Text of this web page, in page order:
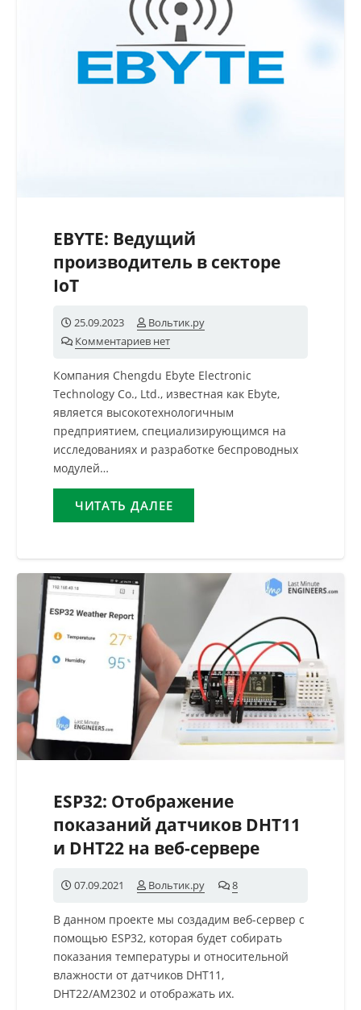
EBYTE: Ведущий
производитель в секторе
IoT
25.09.2023
Вольтик.ру
Комментариев нет
Компания Chengdu Ebyte Electronic
Technology Co., Ltd., известная как Ebyte,
является высокотехнологичным
предприятием, специализирующимся на
исследованиях и разработке беспроводных
модулей…
ЧИТАТЬ ДАЛЕЕ
ESP32: Отображение
показаний датчиков DHT11
и DHT22 на веб-сервере
07.09.2021 Вольтик.ру 8
В данном проекте мы создадим веб-сервер с
помощью ESP32, которая будет собирать
показания температуры и относительной
влажности от датчиков DHT11,
DHT22/AM2302 и отображать их.